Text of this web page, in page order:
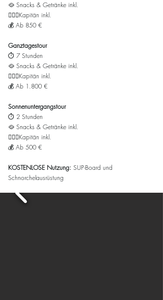
🥘 Snacks & Getränke inkl.
👨🏻‍✈️Kapitän inkl.
💰 Ab 850 €
Ganztagestour
⏱️ 7 Stunden
🥘 Snacks & Getränke inkl.
👨🏻‍✈️Kapitän inkl.
💰 Ab 1.800 €
Sonnenuntergangstour
⏱️ 2 Stunden
🥘 Snacks & Getränke inkl.
👨🏻‍✈️Kapitän inkl.
💰 Ab 500 €
KOSTENLOSE Nutzung: SUP-Board und
Schnorchelausrüstung